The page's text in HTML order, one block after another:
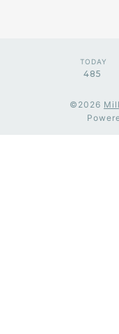
TODAY
485
©2026